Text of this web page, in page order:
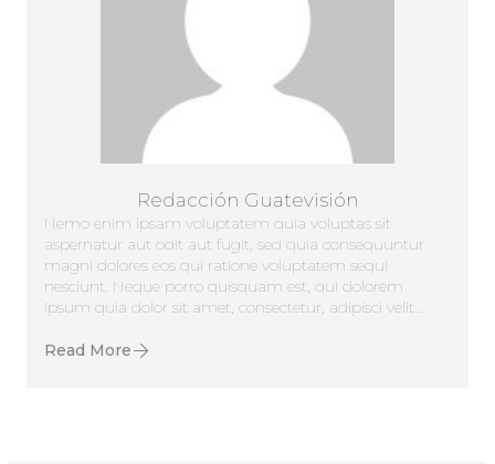
Redacción Guatevisión
Nemo enim ipsam voluptatem quia voluptas sit
aspernatur aut odit aut fugit, sed quia consequuntur
magni dolores eos qui ratione voluptatem sequi
nesciunt. Neque porro quisquam est, qui dolorem
ipsum quia dolor sit amet, consectetur, adipisci velit...
Read More